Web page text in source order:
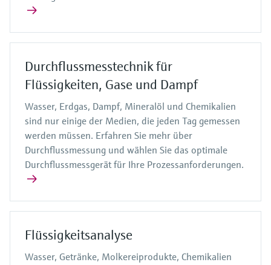
Durchflussmesstechnik für
Flüssigkeiten, Gase und Dampf
Wasser, Erdgas, Dampf, Mineralöl und Chemikalien
sind nur einige der Medien, die jeden Tag gemessen
werden müssen. Erfahren Sie mehr über
Durchflussmessung und wählen Sie das optimale
Durchflussmessgerät für Ihre Prozessanforderungen.
Flüssigkeitsanalyse
Wasser, Getränke, Molkereiprodukte, Chemikalien